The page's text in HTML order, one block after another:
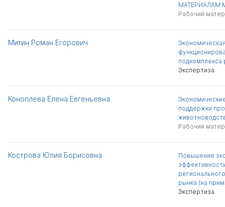
МАТЕРИАЛАМ
Рабочий
Митин Роман Егорович
подкомплекса
Экспертиза
Коноплева Елена Евгеньевна
поддержки
Рабочий
Кострова Юлия Борисовна
Повышение
рынка (на
Экспертиза